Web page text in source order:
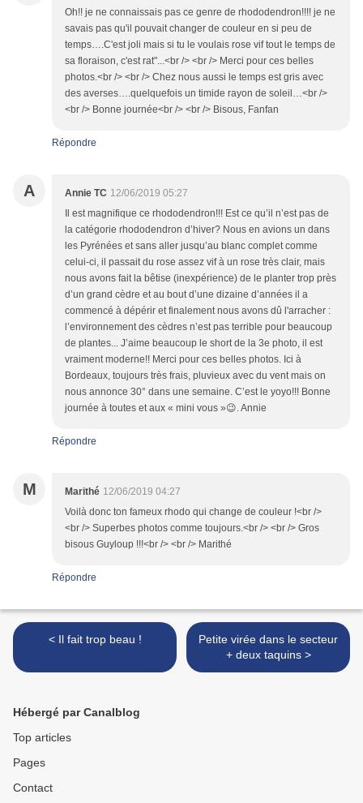
Oh!! je ne connaissais pas ce genre de rhododendron!!!! je ne
savais pas qu'il pouvait changer de couleur en si peu de
temps….C'est joli mais si tu le voulais rose vif tout le temps de
sa floraison, c'est rat"...<br /> <br /> Merci pour ces belles
photos.<br /> <br /> Chez nous aussi le temps est gris avec
des averses….quelquefois un timide rayon de soleil…<br />
<br /> Bonne journée<br /> <br /> Bisous, Fanfan
Répondre
A Annie TC 12/06/2019 05:27
Il est magnifique ce rhododendron!!! Est ce qu’il n’est pas de
la catégorie rhododendron d’hiver? Nous en avions un dans
les Pyrénées et sans aller jusqu’au blanc complet comme
celui-ci, il passait du rose assez vif à un rose très clair, mais
nous avons fait la bêtise (inexpérience) de le planter trop près
d’un grand cèdre et au bout d’une dizaine d’années il a
commencé à dépérir et finalement nous avons dû l'arracher :
l’environnement des cèdres n’est pas terrible pour beaucoup
de plantes... J’aime beaucoup le short de la 3e photo, il est
vraiment moderne!! Merci pour ces belles photos. Ici à
Bordeaux, toujours très frais, pluvieux avec du vent mais on
nous annonce 30° dans une semaine. C’est le yoyo!!! Bonne
journée à toutes et aux « mini vous »😉. Annie
Répondre
M Marithé 12/06/2019 04:27
Voilà donc ton fameux rhodo qui change de couleur !<br />
<br /> Superbes photos comme toujours.<br /> <br /> Gros
bisous Guyloup !!!<br /> <br /> Marithé
Répondre
< Il fait trop beau !
Petite virée dans le secteur
+ deux taquins >
Hébergé par Canalblog
Top articles
Pages
Contact